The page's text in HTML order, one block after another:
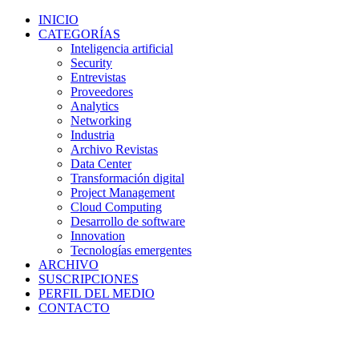
INICIO
CATEGORÍAS
Inteligencia artificial
Security
Entrevistas
Proveedores
Analytics
Networking
Industria
Archivo Revistas
Data Center
Transformación digital
Project Management
Cloud Computing
Desarrollo de software
Innovation
Tecnologías emergentes
ARCHIVO
SUSCRIPCIONES
PERFIL DEL MEDIO
CONTACTO